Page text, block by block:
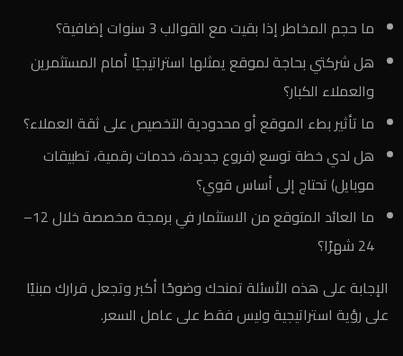
ما حجم المخاطر إذا بقيت مع القوالب 3 سنوات إضافية؟
هل شركتي بحاجة لموقع يمثلها استراتيجيًا أمام المستثمرين
والعملاء الكبار؟
ما تأثير بطء الموقع أو محدودية التخصيص على ثقة العملاء؟
هل لدي خطة توسع (فروع جديدة، خدمات رقمية، تطبيقات
موبايل) تحتاج إلى أساس قوي؟
ما العائد المتوقع من الاستثمار في برمجة مخصصة خلال 12–
24 شهرًا؟
الإجابة على هذه الأسئلة تمنحك وضوحًا أكبر وتجعل قرارك مبنيًا
على رؤية استراتيجية وليس فقط على عامل السعر.